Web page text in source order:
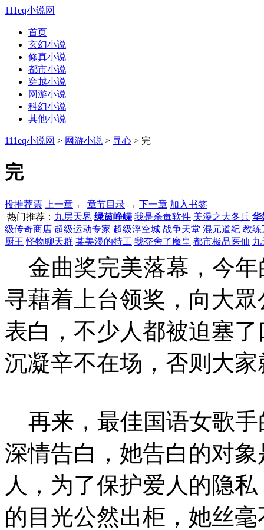
111eq小说网
首页
玄幻小说
修真小说
都市小说
穿越小说
网游小说
科幻小说
其他小说
111eq小说网 > 网游小说 > 寻心 > 完
完
投推荐票 上一章 ← 章节目录 → 下一章 加入书签
热门推荐： 九层天界 绿茵峥嵘 我是杀毒软件 美漫之大冬兵 华
级传奇商店 超级运动专家 超级浮空城 战争天堂 混元道纪 教练
厨王 怪物聊天群 某美漫的特工 我夺舍了魔皇 都市极品医仙 九
金曲奖完美落幕，今年
寻藉着上台领奖，向大
表白，不少人都被迫塞
沉凝辛不在场，否则大
再来，最佳国语女歌手
深情告白，她告白的对
人，为了保护爱人的隐
的目光公然出柜，她丝